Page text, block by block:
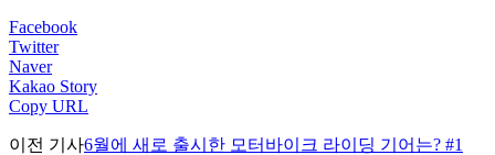
Facebook
Twitter
Naver
Kakao Story
Copy URL
이전 기사6월에 새로 출시한 모터바이크 라이딩 기어는? #1